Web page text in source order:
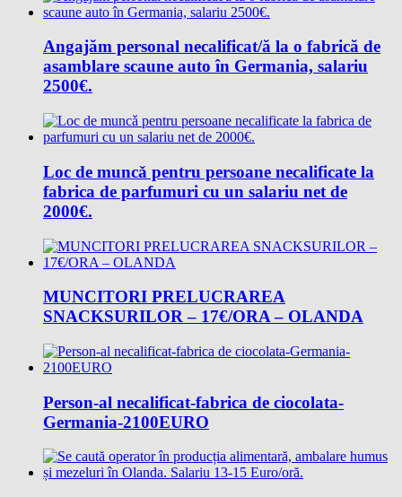
Angajăm personal necalificat/ă la o fabrică de
asamblare scaune auto în Germania, salariu
2500€.
Loc de muncǎ pentru persoane necalificate la
fabrica de parfumuri cu un salariu net de
2000€.
MUNCITORI PRELUCRAREA
SNACKSURILOR – 17€/ORA – OLANDA
Person-al necalificat-fabrica de ciocolata-
Germania-2100EURO